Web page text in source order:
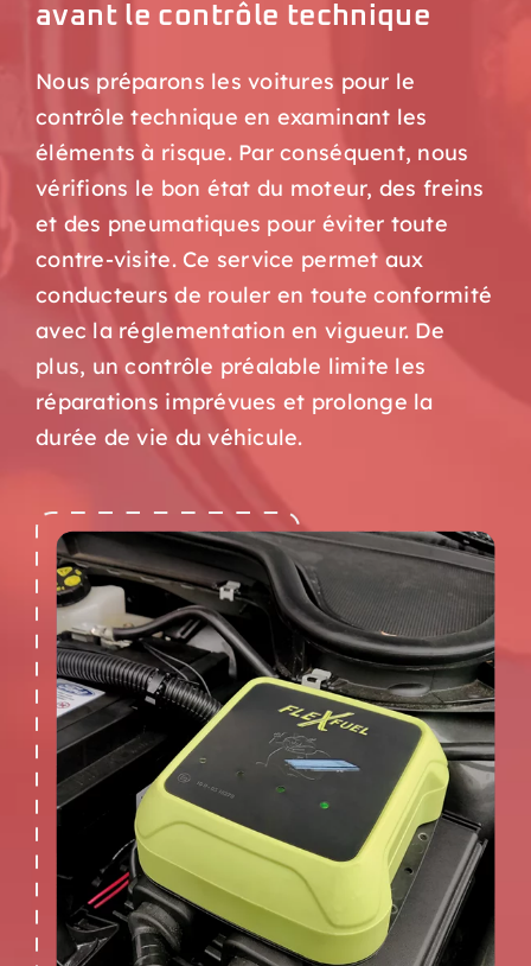
avant le contrôle technique
Nous préparons les voitures pour le
contrôle technique en examinant les
éléments à risque. Par conséquent, nous
vérifions le bon état du moteur, des freins
et des pneumatiques pour éviter toute
contre-visite. Ce service permet aux
conducteurs de rouler en toute conformité
avec la réglementation en vigueur. De
plus, un contrôle préalable limite les
réparations imprévues et prolonge la
durée de vie du véhicule.